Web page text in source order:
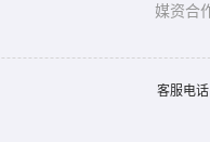
媒资合
客服电